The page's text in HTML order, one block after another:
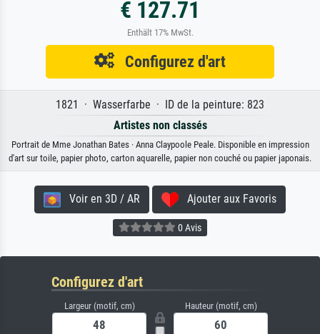
€ 127.71
Enthält 17% MwSt.
Configurez d'art
1821 · Wasserfarbe · ID de la peinture: 823
Artistes non classés
Portrait de Mme Jonathan Bates · Anna Claypoole Peale. Disponible en impression
d'art sur toile, papier photo, carton aquarelle, papier non couché ou papier japonais.
Voir en 3D / AR Ajouter aux Favoris
0 Avis
Configurez d'art
Largeur (motif, cm) Hauteur (motif, cm)